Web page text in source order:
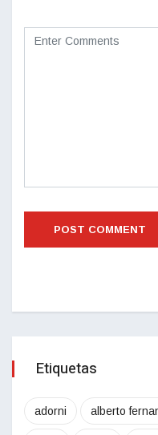
Etiquetas
adorni alberto